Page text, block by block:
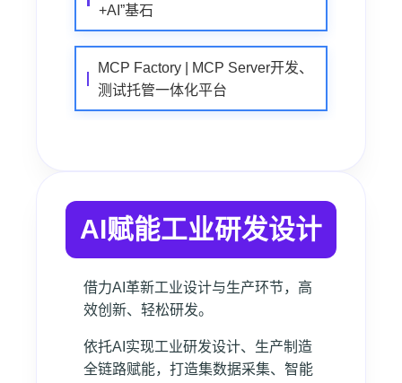
+AI”基石
MCP Factory | MCP Server开发、
测试托管一体化平台
AI赋能工业研发设计
借力AI革新工业设计与生产环节，高
效创新、轻松研发。
依托AI实现工业研发设计、生产制造
全链路赋能，打造集数据采集、智能